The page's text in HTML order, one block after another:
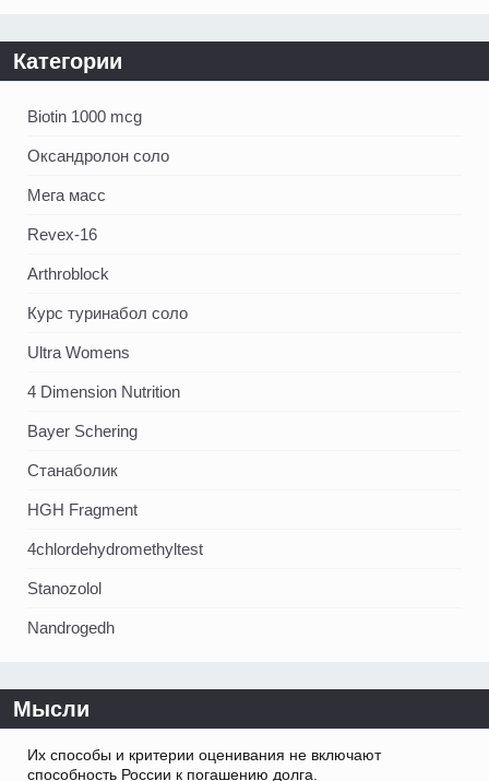
Категории
Biotin 1000 mcg
Оксандролон соло
Мега масс
Revex-16
Arthroblock
Курс туринабол соло
Ultra Womens
4 Dimension Nutrition
Bayer Schering
Станаболик
HGH Fragment
4chlordehydromethyltest
Stanozolol
Nandrogedh
Мысли
Их способы и критерии оценивания не включают
способность России к погашению долга.